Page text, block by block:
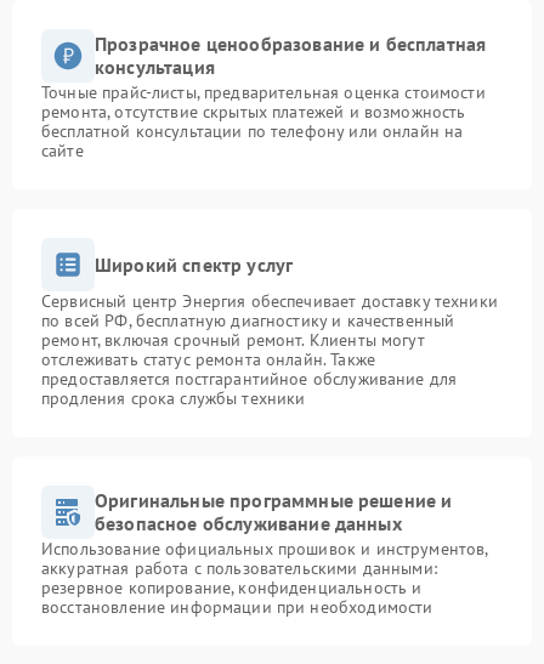
Прозрачное ценообразование и бесплатная
консультация
Точные прайс-листы, предварительная оценка стоимости
ремонта, отсутствие скрытых платежей и возможность
бесплатной консультации по телефону или онлайн на
сайте
Широкий спектр услуг
Сервисный центр Энергия обеспечивает доставку техники
по всей РФ, бесплатную диагностику и качественный
ремонт, включая срочный ремонт. Клиенты могут
отслеживать статус ремонта онлайн. Также
предоставляется постгарантийное обслуживание для
продления срока службы техники
Оригинальные программные решение и
безопасное обслуживание данных
Использование официальных прошивок и инструментов,
аккуратная работа с пользовательскими данными:
резервное копирование, конфиденциальность и
восстановление информации при необходимости